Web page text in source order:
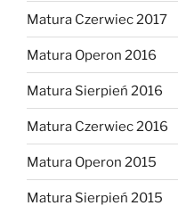
Matura Czerwiec 2017
Matura Operon 2016
Matura Sierpień 2016
Matura Czerwiec 2016
Matura Operon 2015
Matura Sierpień 2015